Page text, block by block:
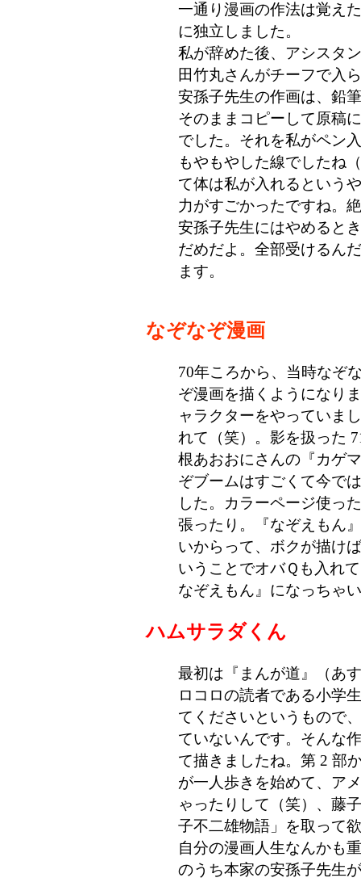
一通り漫画の作法は覚え
に独立しました。
私が辞めた後、アシスタ
田竹丸さんがチーフで入
安孫子先生の作画は、鉛
そのままコピーして原稿
でした。それを私がペン
もやもやした線でしたね
て体は私が入れるという
力がすごかったですね。
安孫子先生にはやめると
だめだよ。全部受けるん
ます。
なぞなぞ漫画
70年ころから、当時なぞ
ぞ漫画を描くようになり
ャラクターをやっていま
れて（笑）。影を扱った
根あおおにさんの『カゲ
ぞブームはすごくて今で
した。カラーページ使っ
張ったり。『なぞえもん
いからって、ボクが描け
いうことでオバＱも入れ
なぞえもん』になっちゃ
ハムサラダくん
最初は『まんが道』（あ
ロコロの読者である小学
てくださいというもので
ていないんです。そんな
て描きましたね。第 2 部
が一人歩きを始めて、ア
ゃったりして（笑）、藤
子不二雄物語」を取って
自分の漫画人生なんかも
のうち本家の安孫子先生